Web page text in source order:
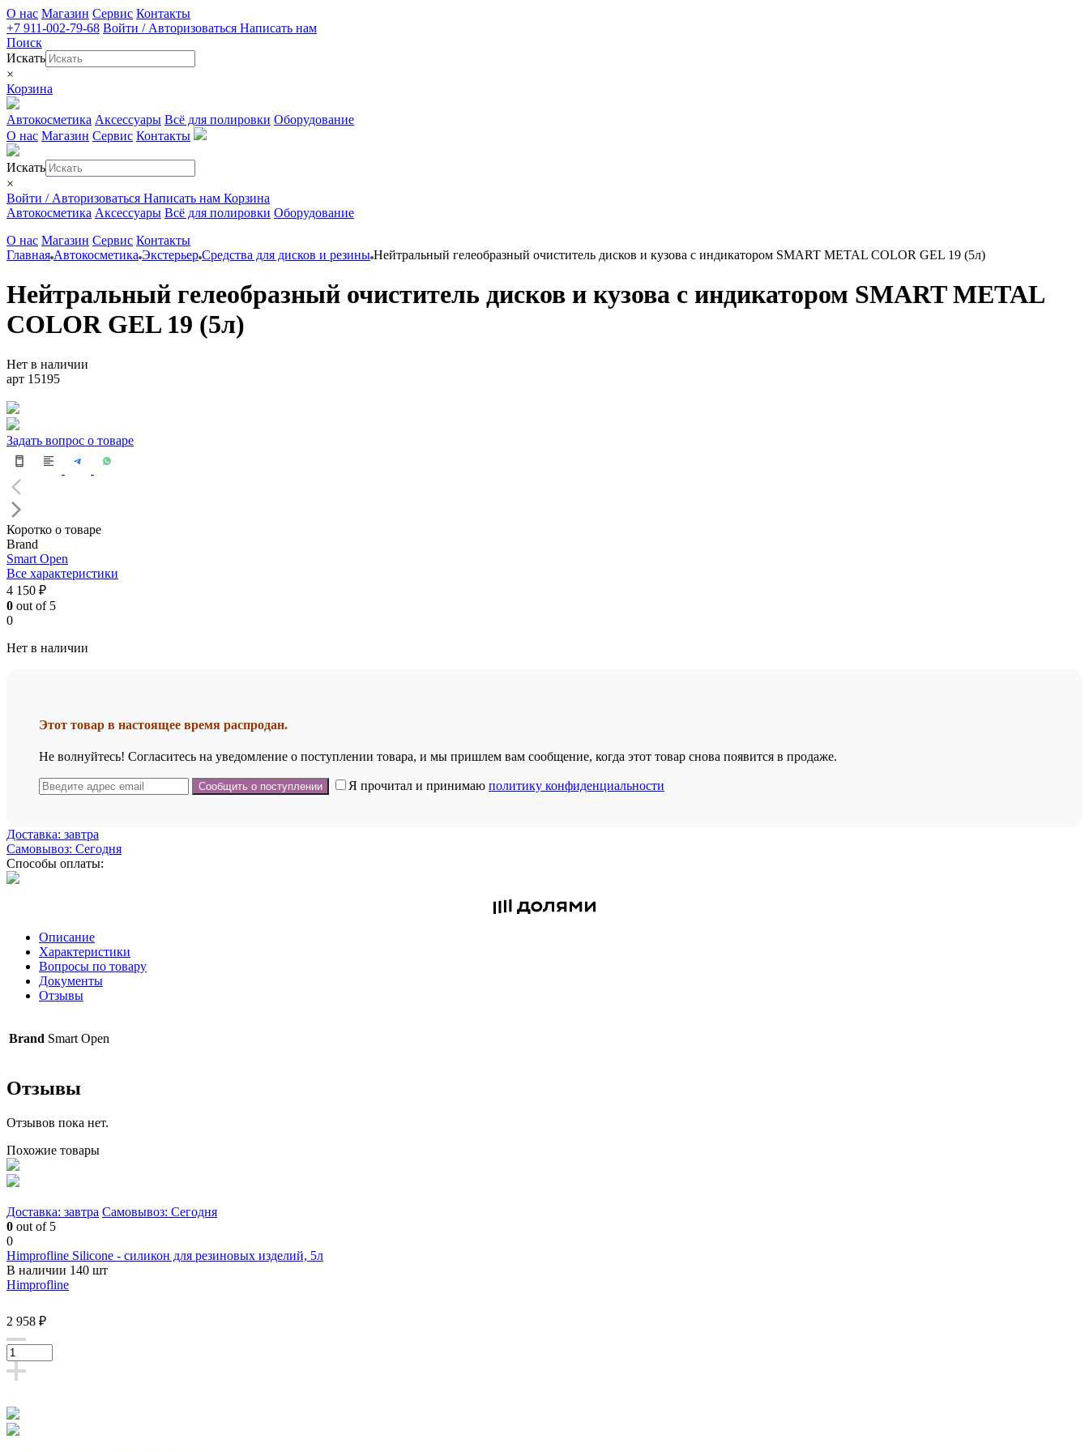
О нас Магазин Сервис Контакты
+7 911-002-79-68 Войти / Авторизоваться Написать нам
Поиск
Искать
×
Корзина
Автокосметика Аксессуары Всё для полировки Оборудование
О нас Магазин Сервис Контакты
Искать
×
Войти / Авторизоваться Написать нам Корзина
Автокосметика Аксессуары Всё для полировки Оборудование
О нас Магазин Сервис Контакты
Главная Автокосметика Экстерьер Средства для дисков и резины Нейтральный гелеобразный очиститель дисков и кузова с индикатором SMART METAL COLOR GEL 19 (5л)
Нейтральный гелеобразный очиститель дисков и кузова с индикатором SMART METAL
COLOR GEL 19 (5л)
Нет в наличии
арт 15195
Задать вопрос о товаре
Коротко о товаре
Brand
Smart Open
Все характеристики
4 150 ₽
0 out of 5
0
Нет в наличии
Этот товар в настоящее время распродан.
Не волнуйтесь! Согласитесь на уведомление о поступлении товара, и мы пришлем вам сообщение, когда этот товар снова появится в продаже.
Я прочитал и принимаю политику конфиденциальности
Доставка: завтра
Самовывоз: Сегодня
Способы оплаты:
Описание
Характеристики
Вопросы по товару
Документы
Отзывы
Brand Smart Open
Отзывы
Отзывов пока нет.
Похожие товары
Доставка: завтра Самовывоз: Сегодня
0 out of 5
0
Himprofline Silicone - силикон для резиновых изделий, 5л
В наличии 140 шт
Himprofline
2 958 ₽